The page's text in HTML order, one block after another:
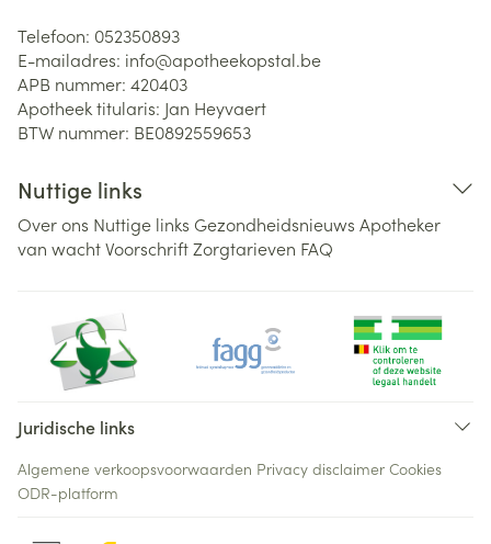
Telefoon: 052350893
E-mailadres: info@apotheekopstal.be
APB nummer: 420403
Apotheek titularis: Jan Heyvaert
BTW nummer: BE0892559653
Nuttige links
Over ons Nuttige links Gezondheidsnieuws Apotheker
van wachtVoorschriftZorgtarieven FAQ
Juridische links
Algemene verkoopsvoorwaarden Privacy disclaimer Cookies
ODR-platform